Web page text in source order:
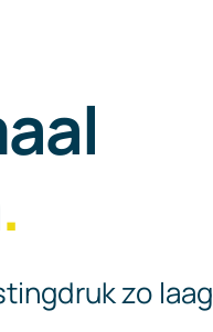
.
zo laag